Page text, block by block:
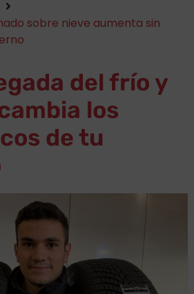
sobre nieve aumenta sin
del frío y
los
de tu